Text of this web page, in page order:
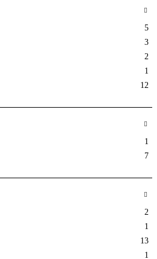
5
3
2
1
12
1
7
2
1
13
1